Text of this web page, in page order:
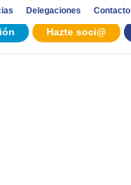
Delegaciones Contacto
Hazte soci@